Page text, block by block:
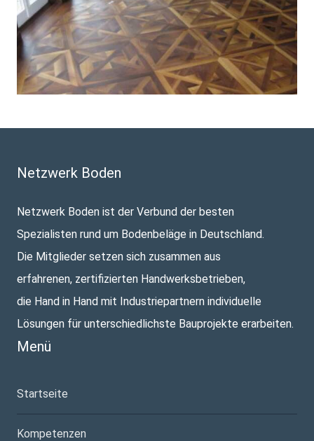
Netzwerk Boden
Netzwerk Boden ist der Verbund der besten
Spezialisten rund um Bodenbeläge in Deutschland.
Die Mitglieder setzen sich zusammen aus
erfahrenen, zertifizierten Handwerksbetrieben,
die Hand in Hand mit Industriepartnern individuelle
Lösungen für unterschiedlichste Bauprojekte erarbeiten.
Menü
Startseite
Kompetenzen